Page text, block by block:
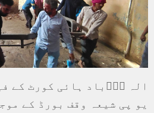
الہ آۡباد ہائی کورٹ کے
یو پی شیعہ وقف بورڈ کے